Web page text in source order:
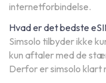
internetforbindelse.
Hvad er det bedste
Simsolo tilbyder ikke
kun aftaler med de
Derfor er simsolo klart